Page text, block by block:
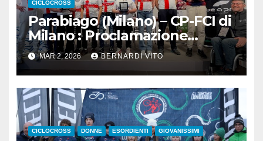
CICLOCROSS
Parabiago (Milano) – CP-FCI di
Milano : Proclamazione
ufficiale Campioni Provinciali
Ciclocross 2025-2026;
Fotoservizio di Jessica Morani
MAR 2, 2026 BERNARDI VITO
CICLOCROSS DONNE ESORDIENTI GIOVANISSIMI